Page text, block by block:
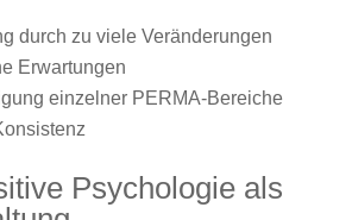
durch zu viele Veränderungen
Erwartungen
einzelner PERMA-Bereiche
Psychologie als